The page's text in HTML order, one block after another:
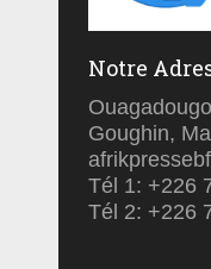
Notre
Goughin,
Tél 1: +226
Tél 2: +226